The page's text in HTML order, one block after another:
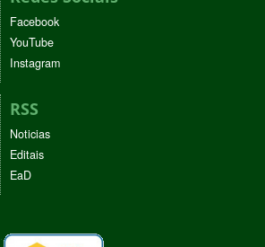
Facebook
YouTube
Instagram
RSS
Noticias
Editais
EaD